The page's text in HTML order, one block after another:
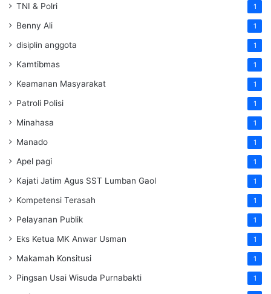
TNI & Polri 1
Benny Ali 1
disiplin anggota 1
Kamtibmas 1
Keamanan Masyarakat 1
Patroli Polisi 1
Minahasa 1
Manado 1
Apel pagi 1
Kajati Jatim Agus SST Lumban Gaol 1
Kompetensi Terasah 1
Pelayanan Publik 1
Eks Ketua MK Anwar Usman 1
Makamah Konsitusi 1
Pingsan Usai Wisuda Purnabakti 1